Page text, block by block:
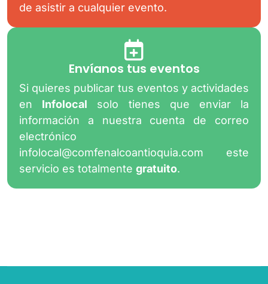
de asistir a cualquier evento.
Envíanos tus eventos
Si quieres publicar tus eventos y actividades
en Infolocal solo tienes que enviar la
información a nuestra cuenta de correo
electrónico
infolocal@comfenalcoantioquia.com este
servicio es totalmente gratuito.